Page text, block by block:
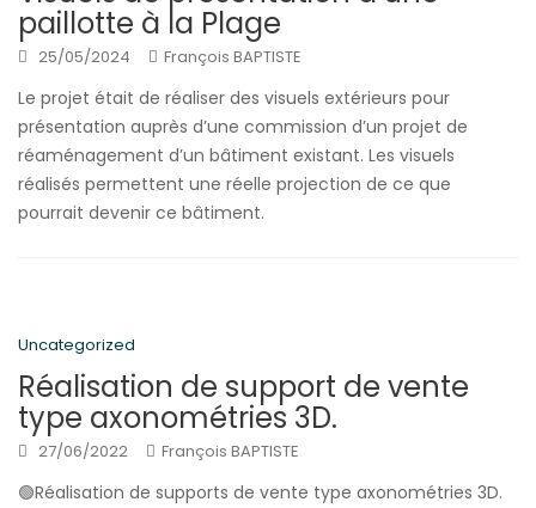
paillotte à la Plage
25/05/2024 François BAPTISTE
Le projet était de réaliser des visuels extérieurs pour
présentation auprès d’une commission d’un projet de
réaménagement d’un bâtiment existant. Les visuels
réalisés permettent une réelle projection de ce que
pourrait devenir ce bâtiment.
Uncategorized
Réalisation de support de vente
type axonométries 3D.
27/06/2022 François BAPTISTE
🟢Réalisation de supports de vente type axonométries 3D.